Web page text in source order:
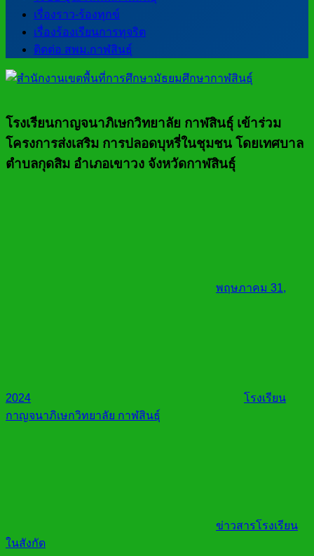
เรื่องราว-ร้องทุกข์
เรื่องร้องเรียนการทุจริต
ติดต่อ สพม.กาฬสินธุ์
โรงเรียนกาญจนาภิเษกวิทยาลัย กาฬสินธุ์ เข้าร่วม
โครงการส่งเสริม การปลอดบุหรี่ในชุมชน โดยเทศบาล
ตำบลกุดสิม อำเภอเขาวง จังหวัดกาฬสินธุ์
พฤษภาคม 31,
2024
โรงเรียน
กาญจนาภิเษกวิทยาลัย กาฬสินธุ์
ข่าวสารโรงเรียน
ในสังกัด